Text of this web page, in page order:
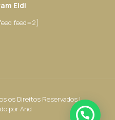
Eidi
feed=2]
os Direitos Reservados |
porAnd